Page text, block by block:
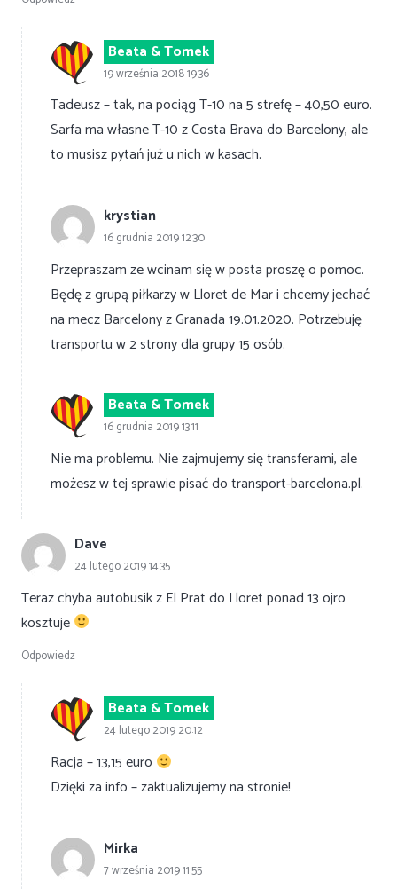
Beata & Tomek
19 września 2018 19:36
Tadeusz – tak, na pociąg T-10 na 5 strefę – 40,50 euro.
Sarfa ma własne T-10 z Costa Brava do Barcelony, ale
to musisz pytań już u nich w kasach.
krystian
16 grudnia 2019 12:30
Przepraszam ze wcinam się w posta proszę o pomoc.
Będę z grupą piłkarzy w Lloret de Mar i chcemy jechać
na mecz Barcelony z Granada 19.01.2020. Potrzebuję
transportu w 2 strony dla grupy 15 osób.
Beata & Tomek
16 grudnia 2019 13:11
Nie ma problemu. Nie zajmujemy się transferami, ale
możesz w tej sprawie pisać do transport-barcelona.pl.
Dave
24 lutego 2019 14:35
Teraz chyba autobusik z El Prat do Lloret ponad 13 ojro
kosztuje
Odpowiedz
Beata & Tomek
24 lutego 2019 20:12
Racja – 13,15 euro
Dzięki za info – zaktualizujemy na stronie!
Mirka
7 września 2019 11:55